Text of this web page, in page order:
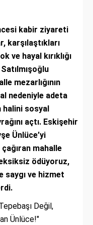
kabir ziyareti
karşılaştıkları
ve hayal kırıklığı
mezarlığının
nedeniyle adeta
halini sosyal
açtı. Eskişehir
Ünlüce’yi
mahalle
ödüyoruz,
saygı ve hizmet
Değil,
Ünlüce!"